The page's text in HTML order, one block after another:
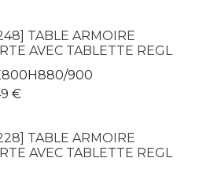
TABLE ARMOIRE
AVEC TABLETTE REGL
900
€
TABLE ARMOIRE
AVEC TABLETTE REGL